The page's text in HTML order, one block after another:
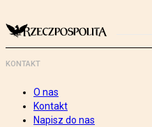
KONTAKT
O nas
Kontakt
Napisz do nas